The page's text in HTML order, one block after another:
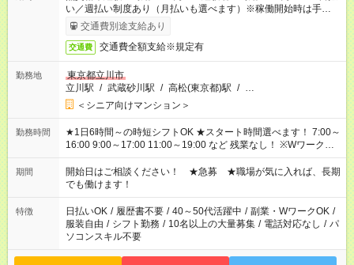
い／週払い制度あり（月払いも選べます）※稼働開始時は手続き
完了次第のお支払いとなります。
交通費別途支給あり
交通費 交通費全額支給※規定有
勤務地
東京都立川市
立川駅 / 武蔵砂川駅 / 高松(東京都)駅 / …
＜シニア向けマンション＞
勤務時間
★1日6時間～の時短シフトOK ★スタート時間選べます！ 7:00～
16:00 9:00～17:00 11:00～19:00 など 残業なし！ ※Wワークの
場合、他のお仕事と合わせ週40時間超の就業はご案内できませ
ん ※法令に基づき、週20時間以上勤務は社会保険への加入対象
となります ※労働者派遣法（日雇い派遣の原則禁止）により、
短時間・短期間の就業はご案内が難しい場合があります
期間
開始日はご相談ください！ ★急募 ★職場が気に入れば、長期
でも働けます！
特徴 日払いOK / 履歴書不要 / 40～50代活躍中 / 副業・WワークOK /
服装自由 / シフト勤務 / 10名以上の大量募集 / 電話対応なし / パ
ソコンスキル不要